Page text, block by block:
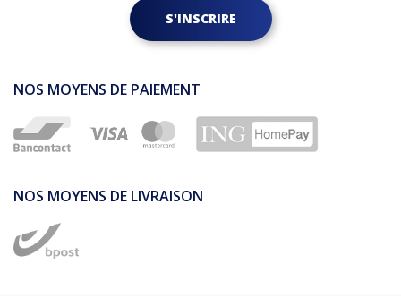
S'INSCRIRE
NOS MOYENS DE PAIEMENT
NOS MOYENS DE LIVRAISON